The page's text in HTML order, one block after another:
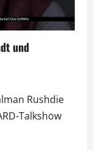
und
Rushdie
Talkshow